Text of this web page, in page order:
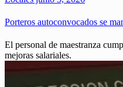
Porteros autoconvocados se
El personal de maestranza
mejoras salariales.